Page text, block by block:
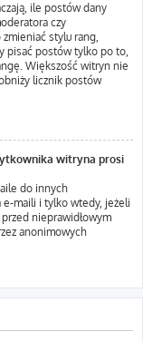
ile postów dany
czy
stylu rang,
pisać postów tylko po to,
Większość witryn nie
licznik postów
witryna prosi
do innych
e-maili i tylko wtedy, jeżeli
nieprawidłowym
anonimowych